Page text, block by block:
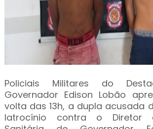
Policiais Militares do
Governador Edison Lobão
volta das 13h, a dupla acusada
latrocínio contra o Diretor